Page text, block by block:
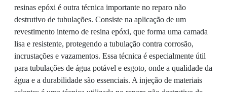
resinas epóxi é outra técnica importante no reparo não
destrutivo de tubulações. Consiste na aplicação de um
revestimento interno de resina epóxi, que forma uma camada
lisa e resistente, protegendo a tubulação contra corrosão,
incrustações e vazamentos. Essa técnica é especialmente útil
para tubulações de água potável e esgoto, onde a qualidade da
água e a durabilidade são essenciais. A injeção de materiais